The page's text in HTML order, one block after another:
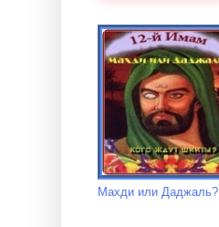
Махди или Даджаль?